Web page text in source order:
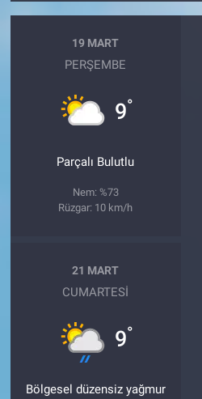
19 MART
PERŞEMBE
9°
Parçalı Bulutlu
Nem: %73
Rüzgar: 10 km/h
21 MART
CUMARTESI
9°
Bölgesel düzensiz yağmur